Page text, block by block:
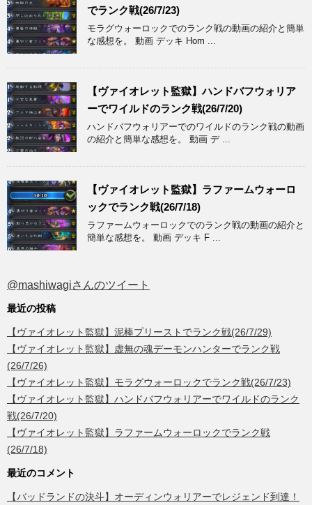
でランク戦(26/7/23)
モラグウォーロックでのランク戦の動画の紹介と簡単
な感想を。 動画 デッキ Hom ...
【ヴァイオレット監獄】ハンドバフウォリア
ーでワイルドのランク戦(26/7/20)
ハンドバフウォリアーでのワイルドのランク戦の動画
の紹介と簡単な感想を。 動画 デ ...
【ヴァイオレット監獄】ラファームウォーロ
ックでランク戦(26/7/18)
ラファームウォーロックでのランク戦の動画の紹介と
簡単な感想を。 動画 デッキ F ...
@mashiwagiさんのツイート
最近の投稿
【ヴァイオレット監獄】泥棒プリーストでランク戦(26/7/29)
【ヴァイオレット監獄】虚無の魂デーモンハンターでランク戦
(26/7/26)
【ヴァイオレット監獄】モラグウォーロックでランク戦(26/7/23)
【ヴァイオレット監獄】ハンドバフウォリアーでワイルドのランク
戦(26/7/20)
【ヴァイオレット監獄】ラファームウォーロックでランク戦
(26/7/18)
最近のコメント
【バッドランドの決斗】オーディンウォリアーでレジェンド到達！